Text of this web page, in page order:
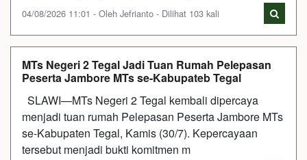
04/08/2026 11:01 - Oleh Jefrianto - Dilihat 103 kali
MTs Negeri 2 Tegal Jadi Tuan Rumah Pelepasan
Peserta Jambore MTs se-Kabupateb Tegal
SLAWI—MTs Negeri 2 Tegal kembali dipercaya
menjadi tuan rumah Pelepasan Peserta Jambore MTs
se-Kabupaten Tegal, Kamis (30/7). Kepercayaan
tersebut menjadi bukti komitmen m